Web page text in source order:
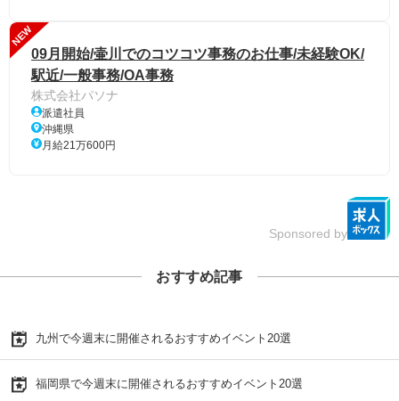
NEW
09月開始/壷川でのコツコツ事務のお仕事/未経験OK/
駅近/一般事務/OA事務
株式会社パソナ
派遣社員
沖縄県
月給21万600円
Sponsored by
おすすめ記事
九州で今週末に開催されるおすすめイベント20選
福岡県で今週末に開催されるおすすめイベント20選